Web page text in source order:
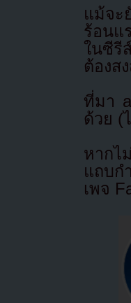
แม้จะ
ร้อนแ
ในซีรี
ต้องส
ที่มา
ด้วย (
หากไ
แถบก
เพจ